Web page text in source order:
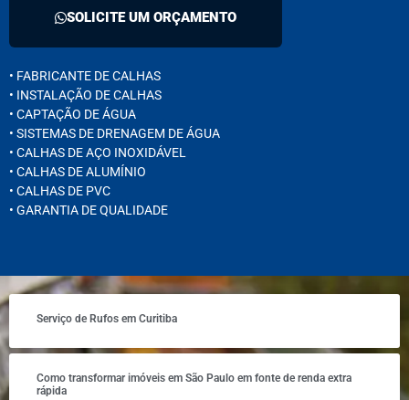
SOLICITE UM ORÇAMENTO
• FABRICANTE DE CALHAS
• INSTALAÇÃO DE CALHAS
• CAPTAÇÃO DE ÁGUA
• SISTEMAS DE DRENAGEM DE ÁGUA
• CALHAS DE AÇO INOXIDÁVEL
• CALHAS DE ALUMÍNIO
• CALHAS DE PVC
• GARANTIA DE QUALIDADE
Serviço de Rufos em Curitiba
Como transformar imóveis em São Paulo em fonte de renda extra
rápida